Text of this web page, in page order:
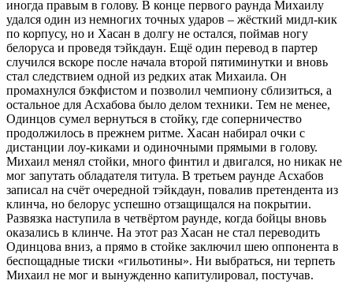
иногда правым в голову. В конце первого раунда Михаилу
удался один из немногих точных ударов – жёсткий мидл-кик
по корпусу, но и Хасан в долгу не остался, поймав ногу
белоруса и проведя тэйкдаун. Ещё один перевод в партер
случился вскоре после начала второй пятиминутки и вновь
стал следствием одной из редких атак Михаила. Он
промахнулся бэкфистом и позволил чемпиону сблизиться, а
остальное для Асхабова было делом техники. Тем не менее,
Одинцов сумел вернуться в стойку, где соперничество
продолжилось в прежнем ритме. Хасан набирал очки с
дистанции лоу-киками и одиночными прямыми в голову.
Михаил менял стойки, много финтил и двигался, но никак не
мог запутать обладателя титула. В третьем раунде Асхабов
записал на счёт очередной тэйкдаун, повалив претендента из
клинча, но белорус успешно отзащищался на покрытии.
Развязка наступила в четвёртом раунде, когда бойцы вновь
оказались в клинче. На этот раз Хасан не стал переводить
Одинцова вниз, а прямо в стойке заключил шею оппонента в
беспощадные тиски «гильотины». Ни выбраться, ни терпеть
Михаил не мог и вынужденно капитулировал, постучав.